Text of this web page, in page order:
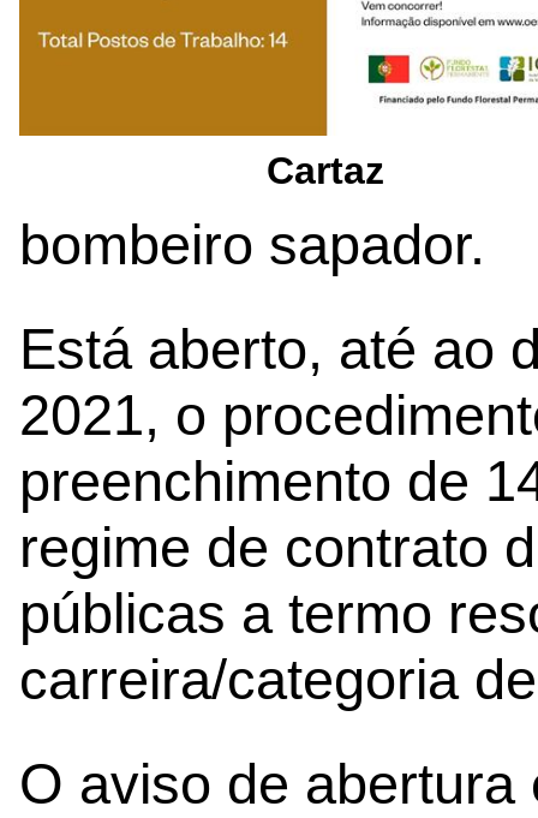
Cartaz
bombeiro sapador.
Está aberto, até ao
2021, o
preenchimento de
regime de contrato
públicas a termo
carreira/categoria
O aviso de